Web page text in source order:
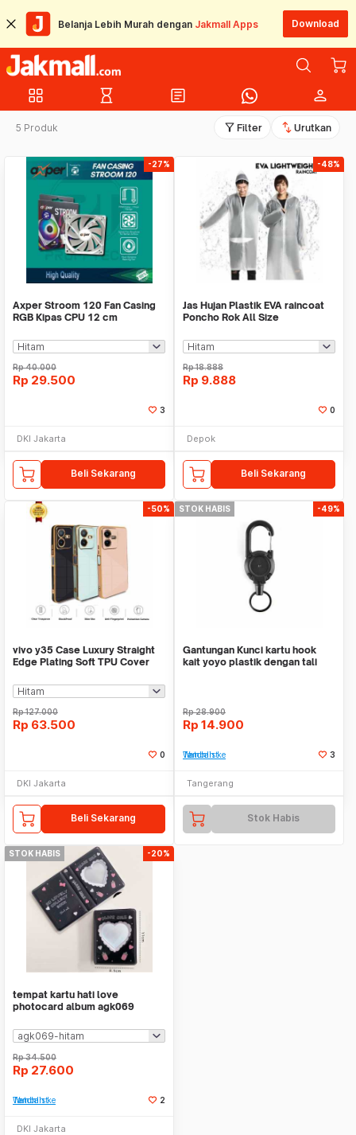
Belanja Lebih Murah dengan Jakmall Apps Download
grid_view hourglass_empty article person
5 Produk filter_alt Filter swap_vert Urutkan
-27%
Axper Stroom 120 Fan Casing
RGB Kipas CPU 12 cm
Rp40.000
Rp 29.500
3
DKI Jakarta
Beli Sekarang
-48%
Jas Hujan Plastik EVA raincoat
Poncho Rok All Size
Rp18.888
Rp 9.888
0
Depok
Beli Sekarang
-50%
vivo y35 Case Luxury Straight
Edge Plating Soft TPU Cover
Rp127.000
Rp 63.500
0
DKI Jakarta
Beli Sekarang
STOK HABIS -49%
Gantungan Kunci kartu hook
kait yoyo plastik dengan tali
Rp28.900
Rp 14.900
Tambah ke Watchlist 3
Tangerang
Stok Habis
STOK HABIS -20%
tempat kartu hati love
photocard album agk069
Rp34.500
Rp 27.600
Tambah ke Watchlist 2
DKI Jakarta